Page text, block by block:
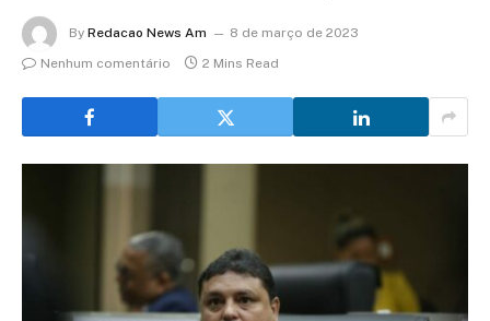
By Redacao News Am
8 de março de 2023
Nenhum comentário
2 Mins Read